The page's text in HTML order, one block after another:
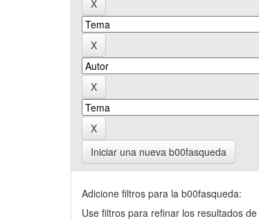
Iniciar una nueva b00fasqueda
Adicione filtros para la b00fasqueda:
Use filtros para refinar los resultados